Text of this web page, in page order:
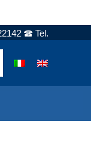
Tel.